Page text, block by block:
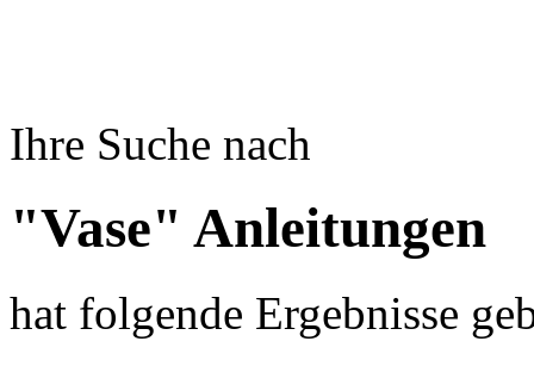
Ihre Suche nach
"Vase" Anleitungen
hat folgende Ergebnisse